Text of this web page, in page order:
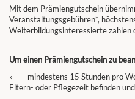
Mit dem Prämiengutschein
Veranstaltungsgebühren*,
Weiterbildungsinteressierte zahlen
Um einen Prämiengutschein zu
» mindestens 15 Stunden pro
Eltern- oder Pflegezeit befinden und